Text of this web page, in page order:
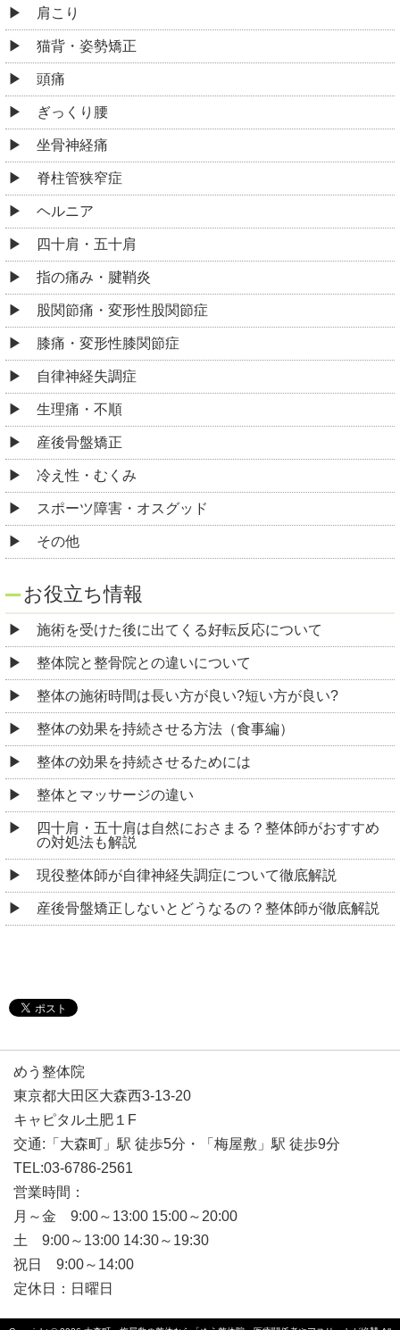
肩こり
猫背・姿勢矯正
頭痛
ぎっくり腰
坐骨神経痛
脊柱管狭窄症
ヘルニア
四十肩・五十肩
指の痛み・腱鞘炎
股関節痛・変形性股関節症
膝痛・変形性膝関節症
自律神経失調症
生理痛・不順
産後骨盤矯正
冷え性・むくみ
スポーツ障害・オスグッド
その他
お役立ち情報
施術を受けた後に出てくる好転反応について
整体院と整骨院との違いについて
整体の施術時間は長い方が良い?短い方が良い?
整体の効果を持続させる方法（食事編）
整体の効果を持続させるためには
整体とマッサージの違い
四十肩・五十肩は自然におさまる？整体師がおすすめ
の対処法も解説
現役整体師が自律神経失調症について徹底解説
産後骨盤矯正しないとどうなるの？整体師が徹底解説
めう整体院
東京都大田区大森西3-13-20
キャピタル土肥１F
交通:「大森町」駅 徒歩5分・「梅屋敷」駅 徒歩9分
TEL:03-6786-2561
営業時間：
月～金 9:00～13:00 15:00～20:00
土 9:00～13:00 14:30～19:30
祝日 9:00～14:00
定休日：日曜日